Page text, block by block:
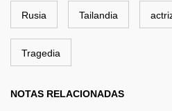
Rusia Tailandia
Tragedia
NOTAS RELACIONADAS